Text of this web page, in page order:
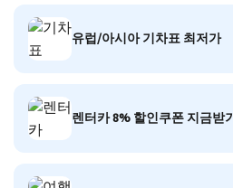
유럽/아시아 기차표 최저가
렌터카 8% 할인쿠폰 지금받기